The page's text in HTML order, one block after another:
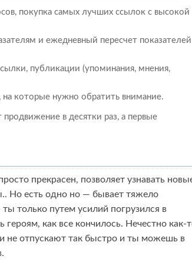
покупка самых лучших ссылок с высокой
и ежедневный пересчет показателей
публикации (упоминания, мнения,
на которые нужно обратить внимание.
продвижение в десятки раз, а первые
прекрасен, позволяет узнавать
Но есть одно но — бывает тяжело
только путем усилий погрузился в
как все кончилось. Нечестно как-
не отпускают так быстро и ты можешь в